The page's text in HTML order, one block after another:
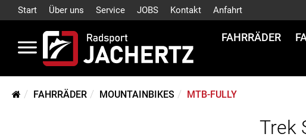
Start Über uns Service JOBS Kontakt Anfahrt
FAHRRÄDER
FAHRRÄDER MOUNTAINBIKES MTB-FULLY
Trek